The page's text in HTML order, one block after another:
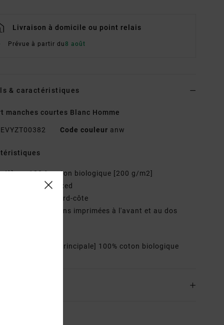
Livraison à domicile ou point relais
Prévue à partir du8 août
& caractéristiques
manches courtes Blanc Homme
EVYZT00382 Code couleur anw
:100 % coton biologique [200 g/m2]
coupe relaxed
col rond en bord-côte
illustrations imprimées à l'avant et au dos
[Matière principale] 100% coton biologique